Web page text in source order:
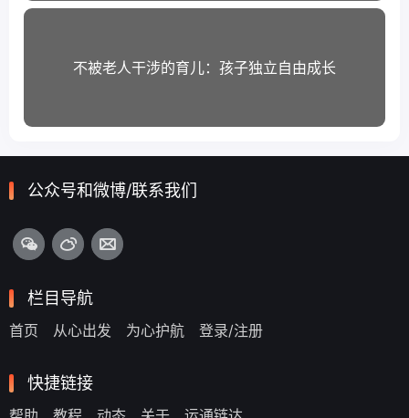
不被老人干涉的育儿：孩子独立自由成长
公众号和微博/联系我们
栏目导航
首页 从心出发 为心护航 登录/注册
快捷链接